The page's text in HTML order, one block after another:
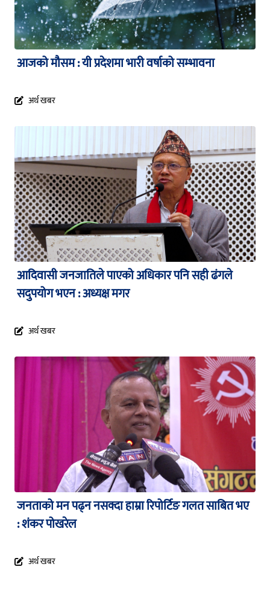
आजको मौसम : यी प्रदेशमा भारी वर्षाको सम्भावना
अर्थ खबर
आदिवासी जनजातिले पाएको अधिकार पनि सही ढंगले
सदुपयोग भएन : अध्यक्ष मगर
अर्थ खबर
जनताको मन पढ्न नसक्दा हाम्रा रिपोर्टिङ गलत साबित भए
: शंकर पोखरेल
अर्थ खबर